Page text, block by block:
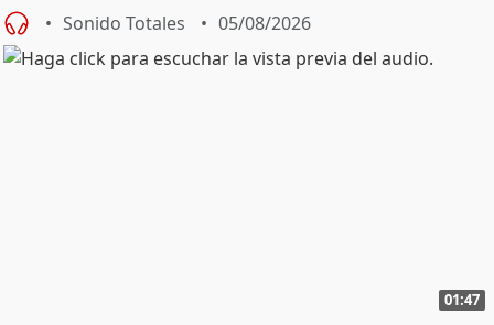
Sonido Totales 05/08/2026
01:47